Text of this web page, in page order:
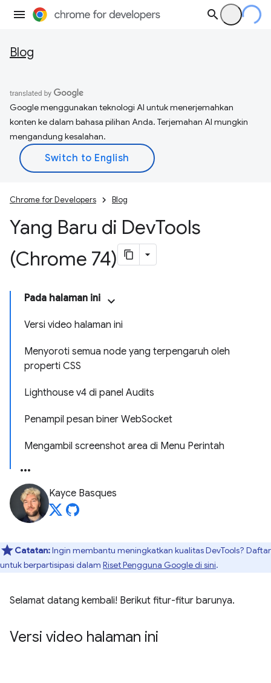
Blog
Google menggunakan teknologi AI untuk menerjemahkan
konten ke dalam bahasa pilihan Anda. Terjemahan AI mungkin
mengandung kesalahan.
Chrome for Developers Blog
Yang Baru di DevTools
(Chrome 74)
Pada halaman ini
Versi video halaman ini
Menyoroti semua node yang terpengaruh oleh
properti CSS
Lighthouse v4 di panel Audits
Penampil pesan biner WebSocket
Mengambil screenshot area di Menu Perintah
Kayce Basques
Catatan:Ingin membantu meningkatkan kualitas DevTools? Daftar
untuk berpartisipasi dalam Riset Pengguna Google di sini.
Selamat datang kembali! Berikut fitur-fitur barunya.
Versi video halaman ini